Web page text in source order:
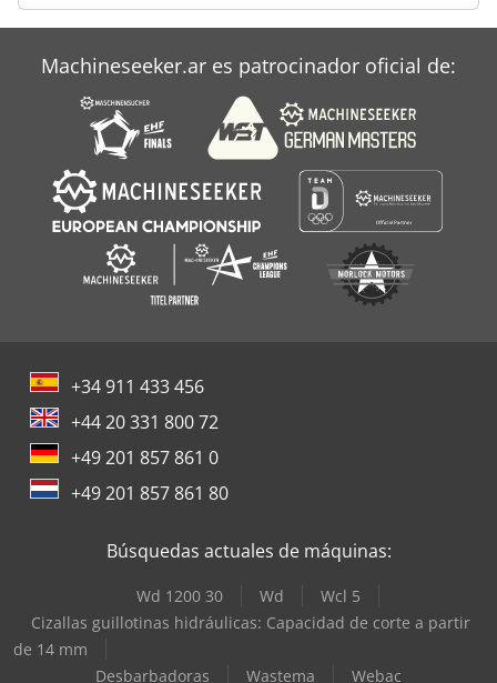
Restaurantes
Machineseeker.ar es patrocinador oficial de:
+34 911 433 456
+44 20 331 800 72
+49 201 857 861 0
+49 201 857 861 80
Búsquedas actuales de máquinas:
Wd 1200 30 Wd
Wcl 5
Cizallas guillotinas hidráulicas: Capacidad de corte a partir
de 14 mm
Desbarbadoras
Wastema Webac